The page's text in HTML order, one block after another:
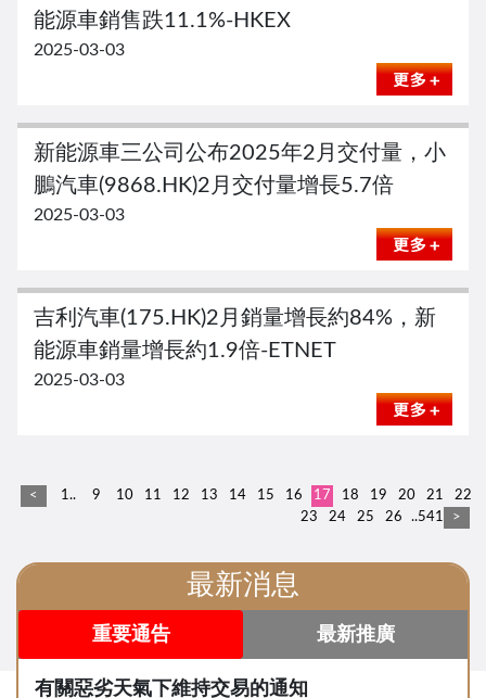
能源車銷售跌11.1%-HKEX
2025-03-03
新能源車三公司公布2025年2月交付量，小
鵬汽車(9868.HK)2月交付量增長5.7倍
2025-03-03
吉利汽車(175.HK)2月銷量增長約84%，新
能源車銷量增長約1.9倍-ETNET
2025-03-03
< 1.. 9 10 11 12 13 14 15 16 17 18 19 20 21
22
23
24 25 26 ..541 >
最新消息
重要通告 最新推廣
有關惡劣天氣下維持交易的通知